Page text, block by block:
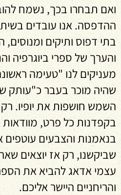
ואם תבחרו בכך, נשמח
ההדפסה. אנו עובדים
בתי דפוס ותיקים
והערך של ספרי ביוגרפיה
מעניקים לנו "טעימה
שהיה מוכר בעבר כ"עותק
השמש חושפות את יופיו. רק
בקפדנות כל פרט, מוודאות
בנאמנות והצבעים עוטפים
שביקשנו, רק אז יוצאים
עצמי אדאג להביא את
והריחניים היישר אליכם.